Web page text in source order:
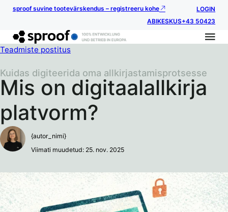
sproof suvine tootevärskendus – registreeru kohe
LOGIN
ABIKESKUS+43 50423
Teadmiste postitus
Mis on digitaalallkirja
platvorm?
Kuidas digiteerida oma allkirjastamisprotsesse
{autor_nimi}
Viimati muudetud: 25. nov. 2025